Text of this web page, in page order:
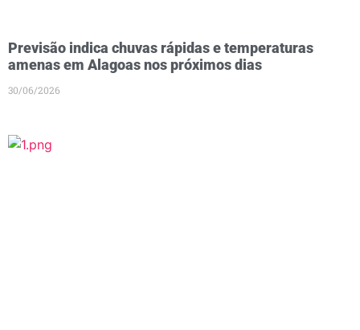
Previsão indica chuvas rápidas e temperaturas
amenas em Alagoas nos próximos dias
30/06/2026